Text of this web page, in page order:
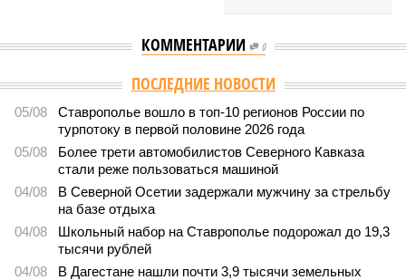
КОММЕНТАРИИ 0
ПОСЛЕДНИЕ НОВОСТИ
05/08
Ставрополье вошло в топ-10 регионов России по
турпотоку в первой половине 2026 года
05/08
Более трети автомобилистов Северного Кавказа
стали реже пользоваться машиной
04/08
В Северной Осетии задержали мужчину за стрельбу
на базе отдыха
04/08
Школьный набор на Ставрополье подорожал до 19,3
тысячи рублей
04/08
В Дагестане нашли почти 3,9 тысячи земельных